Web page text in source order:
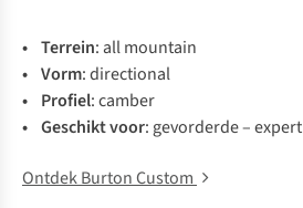
• Terrein: all mountain
• Vorm: directional
• Profiel: camber
• Geschikt voor: gevorderde – expert
Ontdek Burton Custom